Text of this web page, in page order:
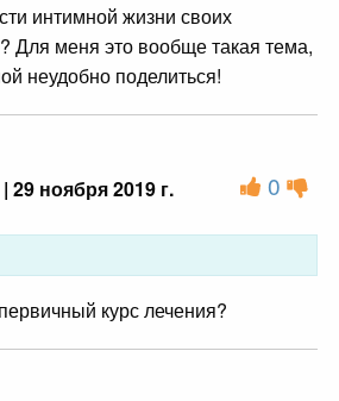
интимной жизни своих
Для меня это вообще такая тема,
неудобно поделиться!
| 29 ноября 2019 г. 0
курс лечения?